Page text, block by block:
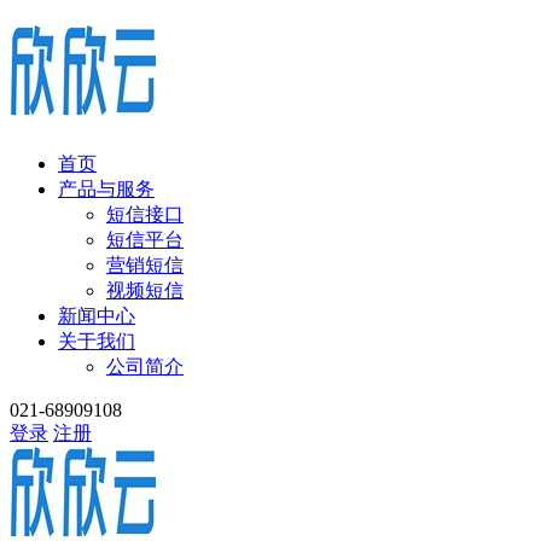
首页
产品与服务
短信接口
短信平台
营销短信
视频短信
新闻中心
关于我们
公司简介
021-68909108
登录 注册